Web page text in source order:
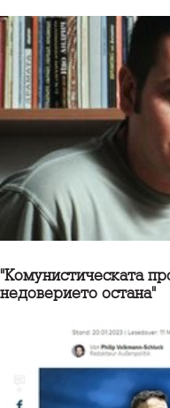
"Комунистическата
недоверието остана"